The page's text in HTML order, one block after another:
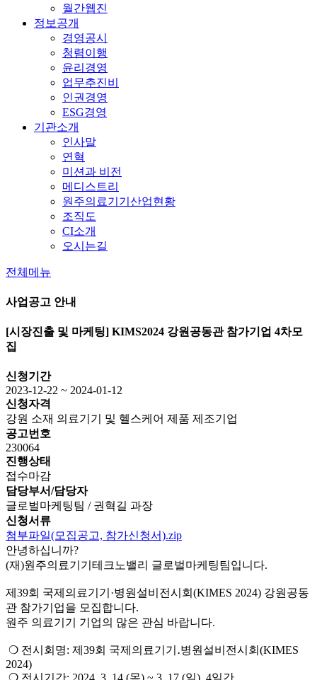
월간웹진
정보공개
경영공시
청렴이행
윤리경영
업무추진비
인권경영
ESG경영
기관소개
인사말
연혁
미션과 비전
메디스트리
원주의료기기산업현황
조직도
CI소개
오시는길
전체메뉴
사업공고 안내
[시장진출 및 마케팅] KIMS2024 강원공동관 참가기업 4차모
집
신청기간
2023-12-22 ~ 2024-01-12
신청자격
강원 소재 의료기기 및 헬스케어 제품 제조기업
공고번호
230064
진행상태
접수마감
담당부서/담당자
글로벌마케팅팀 / 권혁길 과장
신청서류
첨부파일(모집공고, 참가신청서).zip
안녕하십니까?
(재)원주의료기기테크노밸리 글로벌마케팅팀입니다.
제39회 국제의료기기·병원설비전시회(KIMES 2024) 강원공동
관 참가기업을 모집합니다.
원주 의료기기 기업의 많은 관심 바랍니다.
❍ 전시회명: 제39회 국제의료기기․병원설비전시회(KIMES
2024)